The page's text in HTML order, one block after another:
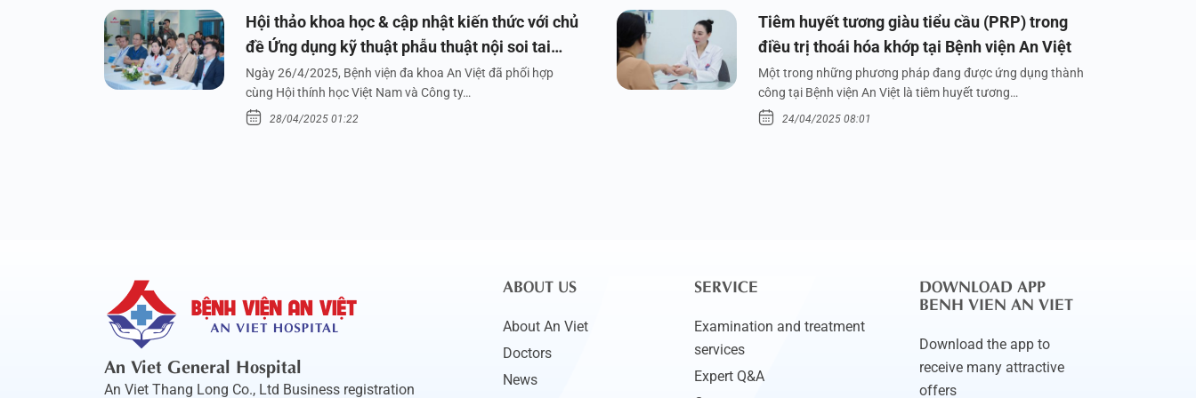
Hội thảo khoa học & cập nhật kiến thức với chủ
đề Ứng dụng kỹ thuật phẫu thuật nội soi tai
dưới nước
Ngày 26/4/2025, Bệnh viện đa khoa An Việt đã phối hợp
cùng Hội thính học Việt Nam và Công ty…
28/04/2025 01:22
Tiêm huyết tương giàu tiểu cầu (PRP) trong
điều trị thoái hóa khớp tại Bệnh viện An Việt
Một trong những phương pháp đang được ứng dụng thành
công tại Bệnh viện An Việt là tiêm huyết tương…
24/04/2025 08:01
An Viet General Hospital
An Viet Thang Long Co., Ltd Business registration
ABOUT US
About An Viet
Doctors
News
SERVICE
Examination and treatment
services
Expert Q&A
DOWNLOAD APP
BENH VIEN AN VIET
Download the app to
receive many attractive
offers